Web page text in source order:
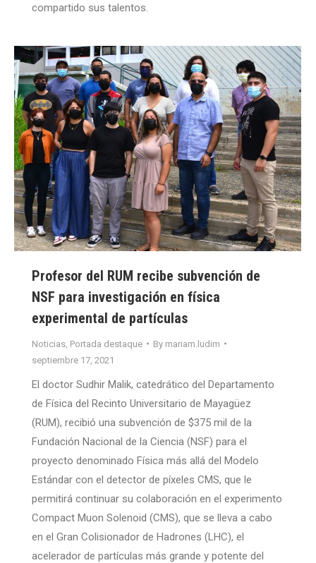
compartido sus talentos.
Profesor del RUM recibe subvención de
NSF para investigación en física
experimental de partículas
Noticias Portada destaque By mariam.ludim
septiembre 17, 2021
El doctor Sudhir Malik, catedrático del Departamento
de Física del Recinto Universitario de Mayagüez
(RUM), recibió una subvención de $375 mil de la
Fundación Nacional de la Ciencia (NSF) para el
proyecto denominado Física más allá del Modelo
Estándar con el detector de píxeles CMS, que le
permitirá continuar su colaboración en el experimento
Compact Muon Solenoid (CMS), que se lleva a cabo
en el Gran Colisionador de Hadrones (LHC), el
acelerador de partículas más grande y potente del